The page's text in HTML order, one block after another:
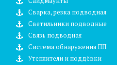
Сварка, резка подводная
Светильники подводные
Связь подводная
Система обнаружения ПП
Утеплители и поддёвки